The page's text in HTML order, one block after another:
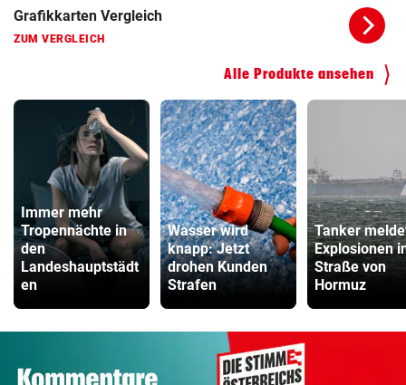
Grafikkarten Vergleich
ZUM VERGLEICH
Alle Produkte ansehen
Immer mehr
Tropennächte in
den
Landeshauptstädt
en
Wasser wird
knapp: Jetzt
drohen Kunden
Strafen
Tanker
Explosionen
Straße von
Hormuz